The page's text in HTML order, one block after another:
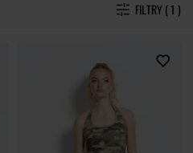
FILTRY ( 1 )